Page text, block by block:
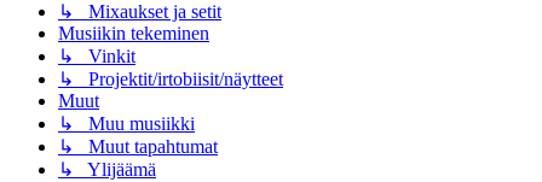
↳ Mixaukset ja setit
Musiikin tekeminen
↳ Vinkit
↳ Projektit/irtobiisit/näytteet
Muut
↳ Muu musiikki
↳ Muut tapahtumat
↳ Ylijäämä